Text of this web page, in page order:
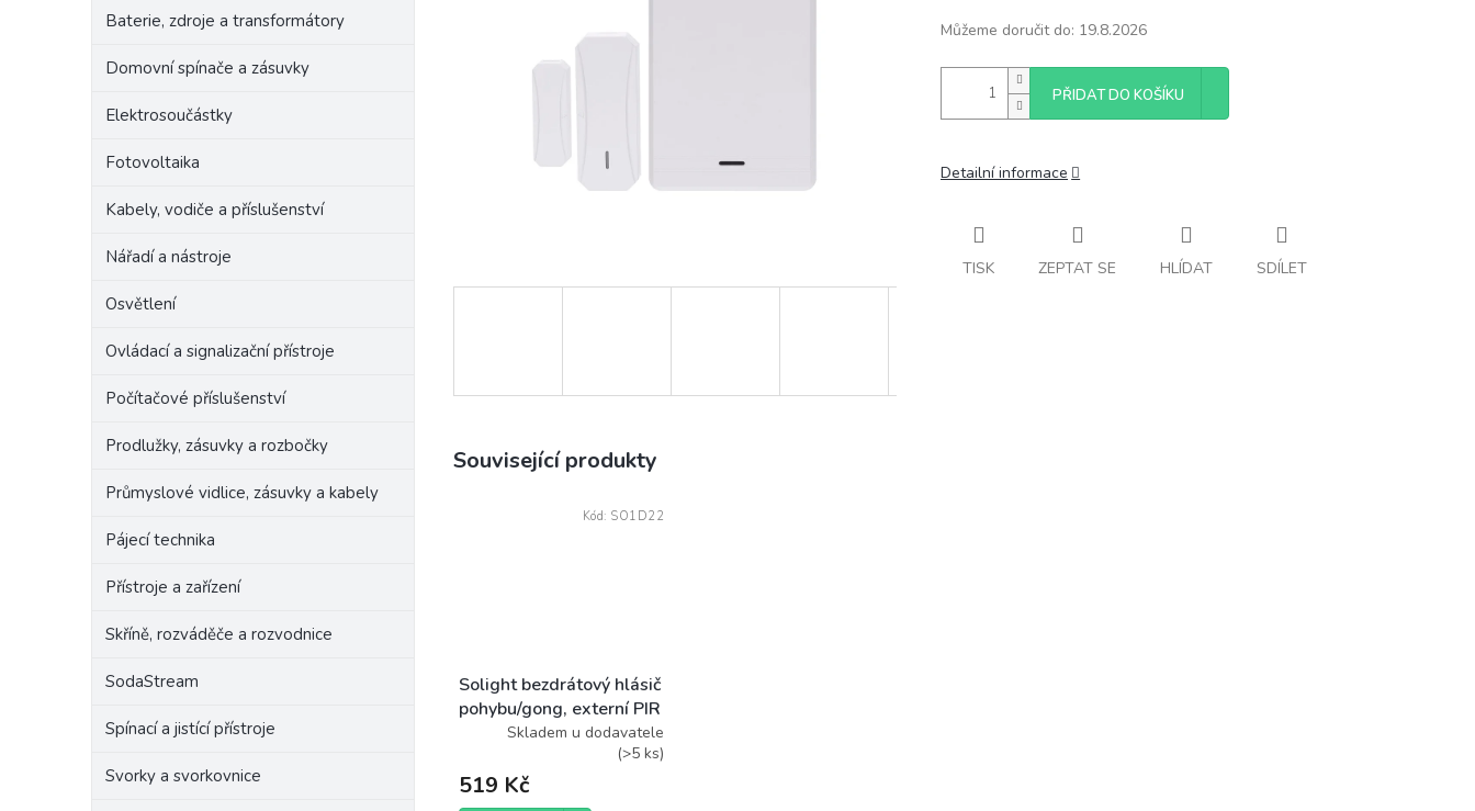
Baterie, zdroje a transformátory
Domovní spínače a zásuvky
Elektrosoučástky
Fotovoltaika
Kabely, vodiče a příslušenství
Nářadí a nástroje
Osvětlení
Ovládací a signalizační přístroje
Počítačové příslušenství
Prodlužky, zásuvky a rozbočky
Průmyslové vidlice, zásuvky a kabely
Pájecí technika
Přístroje a zařízení
Skříně, rozváděče a rozvodnice
SodaStream
Spínací a jistící přístroje
Svorky a svorkovnice
Můžeme doručit do: 19.8.2026
PŘIDAT DO KOŠÍKU
Detailní informace
TISK ZEPTAT SE HLÍDAT SDÍLET
Související produkty
Solight bezdrátový hlásič
pohybu/gong, externí PIR
čidlo, napájení bateriemi,
Skladem u dodavatele
(>5 ks)
519 Kč
Kód: SO1D22